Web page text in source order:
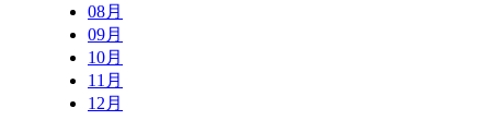
08月
09月
10月
11月
12月